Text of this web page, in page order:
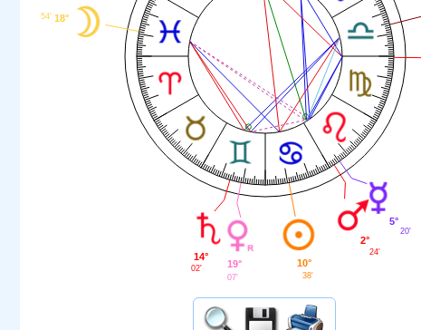
18°
54'
14°
02' 19°
07'
10°
38'
2°
24'
5°
20'